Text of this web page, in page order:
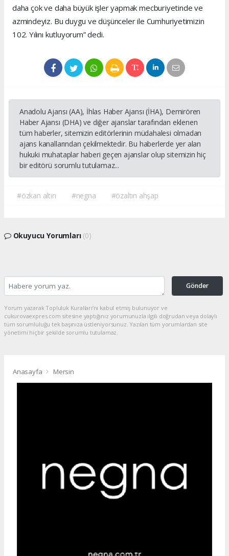
daha çok ve daha büyük işler yapmak mecburiyetinde ve
azmindeyiz. Bu duygu ve düşünceler ile Cumhuriyetimizin
102. Yılını kutluyorum” dedi.
Anadolu Ajansı (AA), İhlas Haber Ajansı (İHA), Demirören
Haber Ajansı (DHA) ve diğer ajanslar tarafından eklenen
tüm haberler, sitemizin editörlerinin müdahalesi olmadan
ajans kanallarından çekilmektedir. Bu haberlerde yer alan
hukuki muhataplar haberi geçen ajanslar olup sitemizin hiç
bir editörü sorumlu tutulamaz...
#özkan altın #negna #özaltın ahşap
Okuyucu Yorumları (0)
Gönder
Yorum yazarak Topluluk Kuralları’nı kabul etmiş bulunuyor ve
cukurovaexpres.com sitesine yaptığınız yorumunuzla ilgili doğrudan veya dolaylı
tüm sorumluluğu tek başınıza üstleniyorsunuz. Yazılan tüm yorumlardan site
yönetimi hiçbir şekilde sorumlu tutulamaz.
Anasayfa Mersin